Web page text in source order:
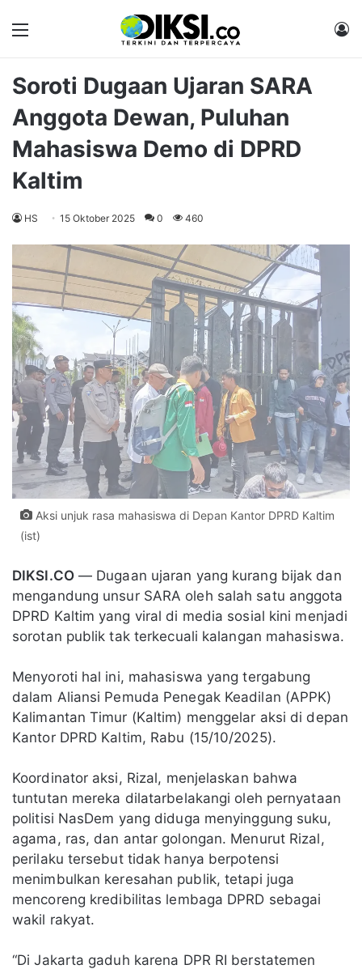
Menu
Soroti Dugaan Ujaran SARA
Anggota Dewan, Puluhan
Mahasiswa Demo di DPRD
Kaltim
HS 15 Oktober 2025 0 460
Aksi unjuk rasa mahasiswa di Depan Kantor DPRD Kaltim
(ist)
DIKSI.CO— Dugaan ujaran yang kurang bijak dan
mengandung unsur SARA oleh salah satu anggota
DPRD Kaltim yang viral di media sosial kini menjadi
sorotan publik tak terkecuali kalangan mahasiswa.
Menyoroti hal ini, mahasiswa yang tergabung
dalam Aliansi Pemuda Penegak Keadilan (APPK)
Kalimantan Timur (Kaltim) menggelar aksi di depan
Kantor DPRD Kaltim, Rabu (15/10/2025).
Koordinator aksi, Rizal, menjelaskan bahwa
tuntutan mereka dilatarbelakangi oleh pernyataan
politisi NasDem yang diduga menyinggung suku,
agama, ras, dan antar golongan. Menurut Rizal,
perilaku tersebut tidak hanya berpotensi
menimbulkan keresahan publik, tetapi juga
mencoreng kredibilitas lembaga DPRD sebagai
wakil rakyat.
“Di Jakarta gaduh karena DPR RI berstatemen